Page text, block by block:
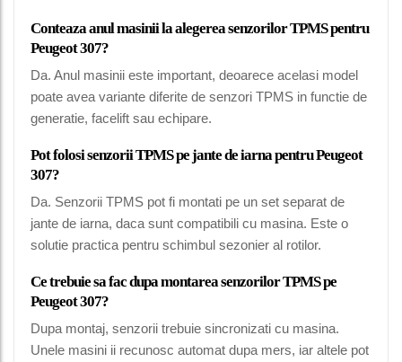
Conteaza anul masinii la alegerea senzorilor TPMS pentru
Peugeot 307?
Da. Anul masinii este important, deoarece acelasi model
poate avea variante diferite de senzori TPMS in functie de
generatie, facelift sau echipare.
Pot folosi senzorii TPMS pe jante de iarna pentru Peugeot
307?
Da. Senzorii TPMS pot fi montati pe un set separat de
jante de iarna, daca sunt compatibili cu masina. Este o
solutie practica pentru schimbul sezonier al rotilor.
Ce trebuie sa fac dupa montarea senzorilor TPMS pe
Peugeot 307?
Dupa montaj, senzorii trebuie sincronizati cu masina.
Unele masini ii recunosc automat dupa mers, iar altele pot